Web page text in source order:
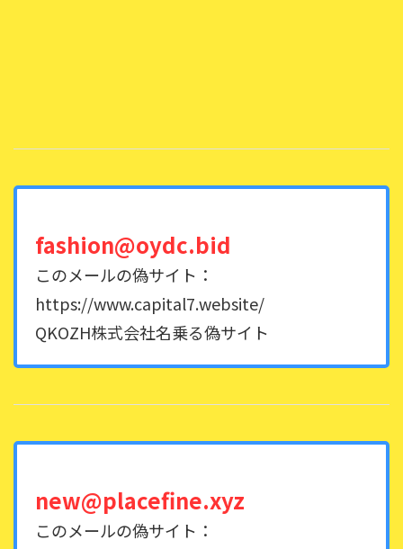
fashion@oydc.bid
このメールの偽サイト：
https://www.capital7.website/
QKOZH株式会社名乗る偽サイト
new@placefine.xyz
このメールの偽サイト：